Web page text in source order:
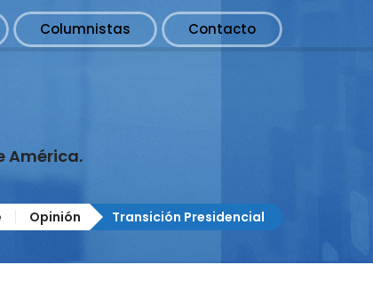
Columnistas Contacto
América.
Opinión Transición Presidencial